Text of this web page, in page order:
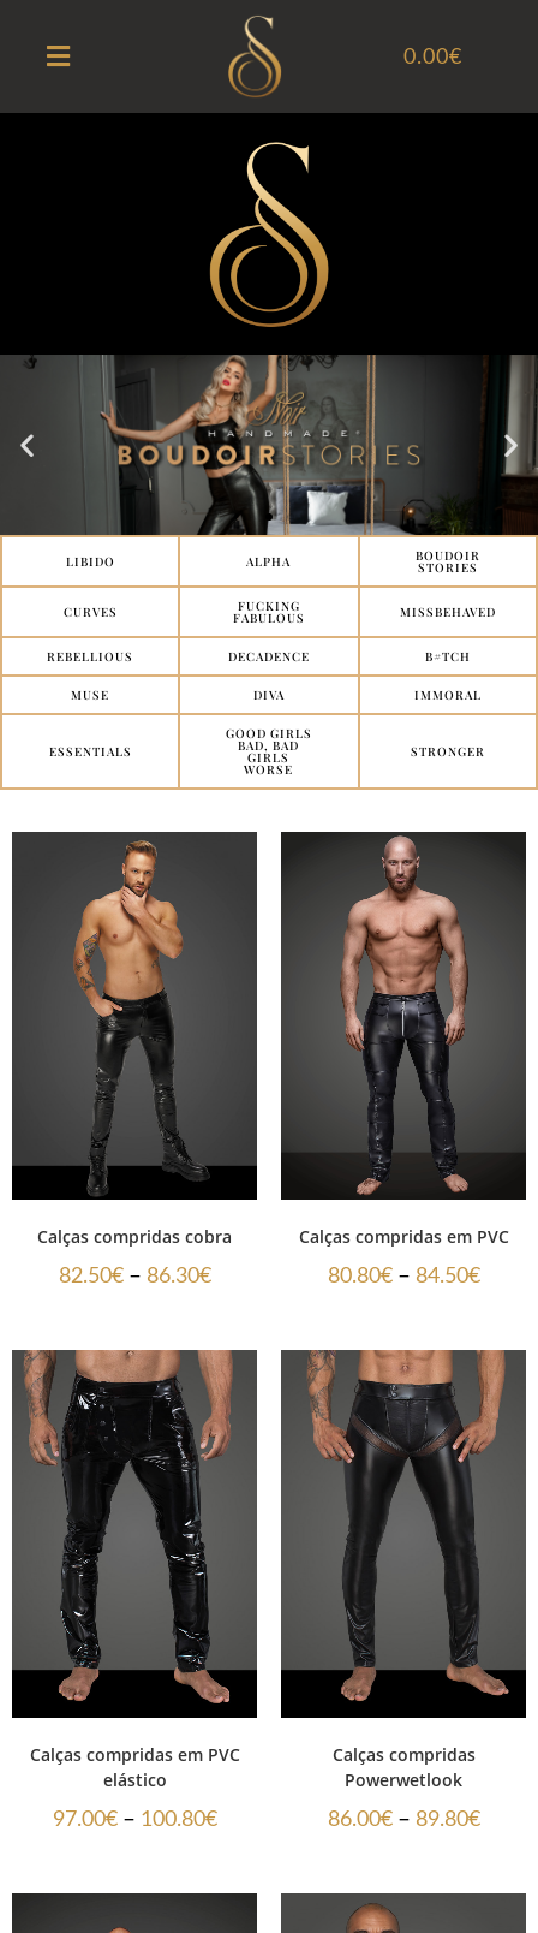
0.00€
LIBIDO ALPHA BOUDOIR
STORIES
CURVES FUCKING
FABULOUS MISSBEHAVED
REBELLIOUS DECADENCE B#TCH
MUSE DIVA IMMORAL
ESSENTIALS
GOOD GIRLS
BAD, BAD
GIRLS
WORSE
STRONGER
Calças compridas cobra
82.50€ – 86.30€
Calças compridas em PVC
80.80€ – 84.50€
Calças compridas em PVC
elástico
97.00€ – 100.80€
Calças compridas
Powerwetlook
86.00€ – 89.80€